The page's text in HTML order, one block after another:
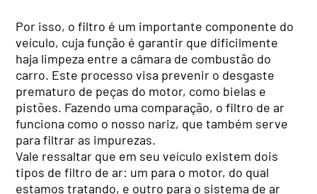
Por isso, o filtro é um importante componente do
veículo, cuja função é garantir que dificilmente
haja limpeza entre a câmara de combustão do
carro. Este processo visa prevenir o desgaste
prematuro de peças do motor, como bielas e
pistões. Fazendo uma comparação, o filtro de ar
funciona como o nosso nariz, que também serve
para filtrar as impurezas.
Vale ressaltar que em seu veículo existem dois
tipos de filtro de ar: um para o motor, do qual
estamos tratando, e outro para o sistema de ar